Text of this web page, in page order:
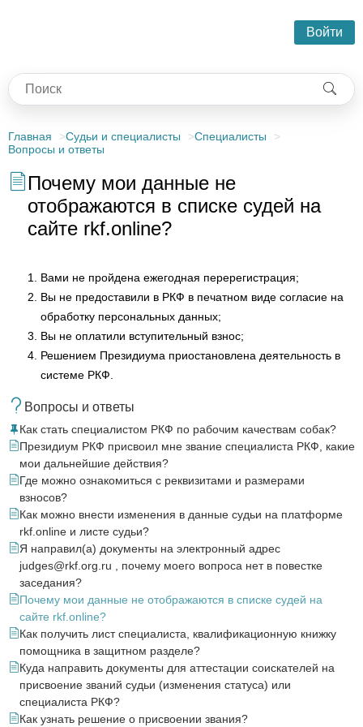
Войти
Главная Судьи и специалисты
Специалисты
Вопросы и ответы
Почему мои данные не
отображаются в списке судей на
сайте rkf.online?
Вами не пройдена ежегодная перерегистрация;
Вы не предоставили в РКФ в печатном виде согласие на
обработку персональных данных;
Вы не оплатили вступительный взнос;
Решением Президиума приостановлена деятельность в
системе РКФ.
Вопросы и ответы
Как стать специалистом РКФ по рабочим качествам собак?
Президиум РКФ присвоил мне звание специалиста РКФ, какие
мои дальнейшие действия?
Где можно ознакомиться с реквизитами и размерами
взносов?
Как можно внести изменения в данные судьи на платформе
rkf.online и листе судьи?
Я направил(а) документы на электронный адрес
judges@rkf.org.ru , почему моего вопроса нет в повестке
заседания?
Почему мои данные не отображаются в списке судей на
сайте rkf.online?
Как получить лист специалиста, квалификационную книжку
помощника в защитном разделе?
Куда направить документы для аттестации соискателей на
присвоение званий судьи (изменения статуса) или
специалиста РКФ?
Как узнать решение о присвоении звания?